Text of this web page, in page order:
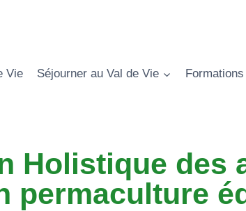
Vie Séjourner au Val de Vie Formations
Holistique des
permaculture